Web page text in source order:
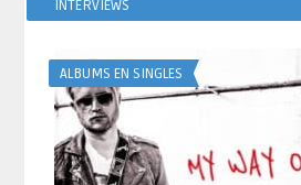
INTERVIEWS
ALBUMS EN SINGLES